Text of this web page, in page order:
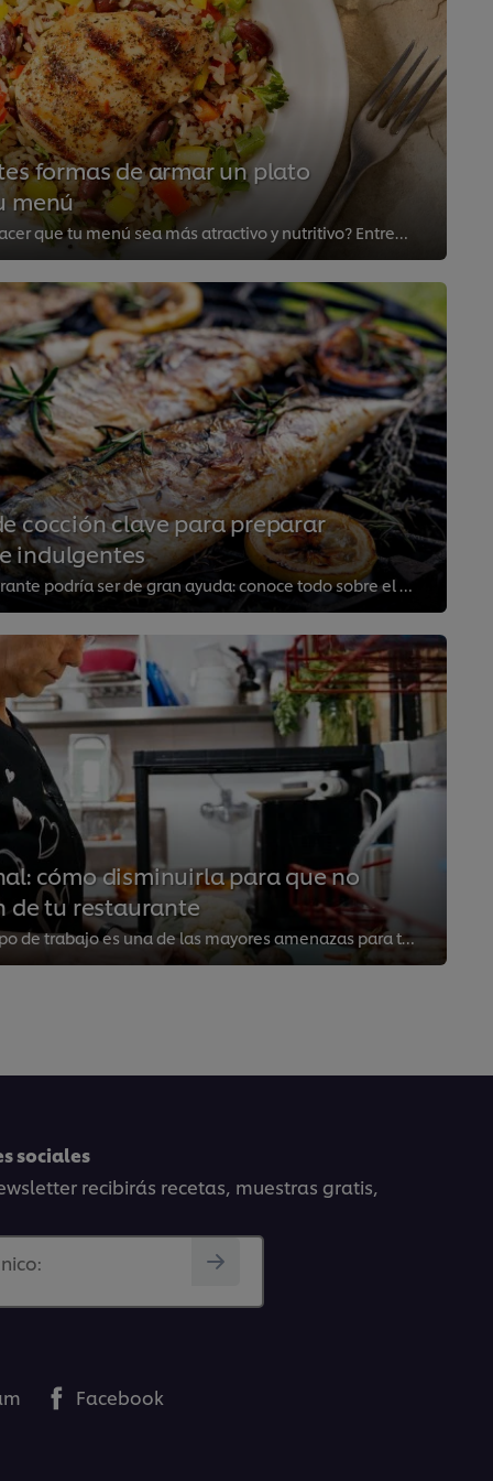
formas de armar un plato
menú
¿Buscas estrategias para hacer que tu menú sea más atractivo y nutritivo? Entrevistamos a la nutricionista Eliane Moreira, quie...
cocción clave para preparar
indulgentes
Usar la parrilla de tu restaurante podría ser de gran ayuda: conoce todo sobre el asado, un método de cocción que te dará ventaja.
cómo disminuirla para que no
de tu restaurante
La inestabilidad de tu equipo de trabajo es una de las mayores amenazas para tu negocio. ¡Entiende cómo disminuir la rotación d...
sociales
recibirás recetas, muestras gratis,
Facebook